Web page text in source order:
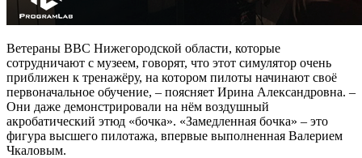
Ветераны ВВС Нижегородской области, которые
сотрудничают с музеем, говорят, что этот симулятор очень
приближен к тренажёру, на котором пилоты начинают своё
первоначальное обучение, – поясняет Ирина Александровна. –
Они даже демонстрировали на нём воздушный
акробатический этюд «бочка». «Замедленная бочка» – это
фигура высшего пилотажа, впервые выполненная Валерием
Чкаловым.